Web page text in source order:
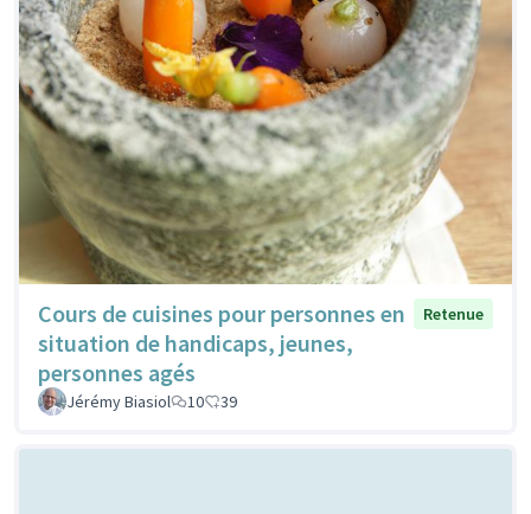
Cours de cuisines pour personnes en
situation de handicaps, jeunes,
personnes agés
Retenue
Jérémy Biasiol 10 39